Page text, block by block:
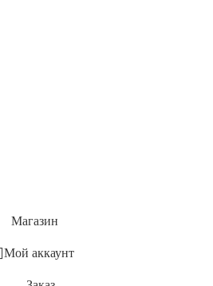
Магазин
Мой аккаунт